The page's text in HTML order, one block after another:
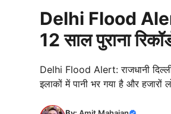
Delhi Flood Alert:
12 साल पुराना
Delhi Flood Alert: राजधानी
इलाकों में पानी भर गया है और हजारों